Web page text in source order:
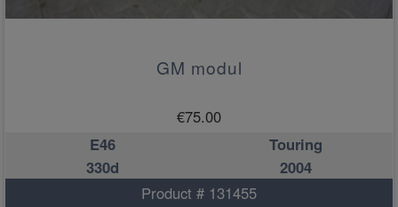
GM modul
€75.00
E46
Touring
330d
2004
Product # 131455